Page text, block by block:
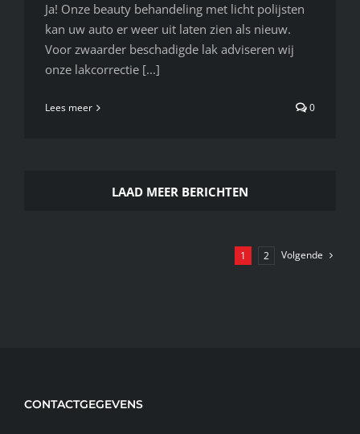
Ja! Onze beauty behandeling met licht polijsten
kan uw auto er weer uit laten zien als nieuw.
Voor zwaarder beschadigde lak adviseren wij
onze lakcorrectie [...]
Lees meer 0
LAAD MEER BERICHTEN
1 2 Volgende
CONTACTGEGEVENS